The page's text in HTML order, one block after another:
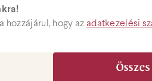
hozzájárul, hogy az adatkezelési